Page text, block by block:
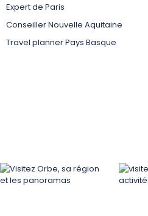
Expert de Paris
Conseiller Nouvelle Aquitaine
Travel planner Pays Basque